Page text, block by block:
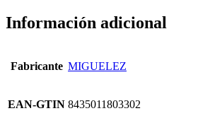
Información adicional
Fabricante MIGUELEZ
EAN-GTIN 8435011803302